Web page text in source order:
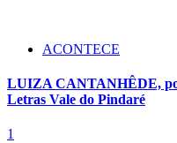
ACONTECE
LUIZA CANTANHÊDE,
Letras Vale do Pindaré
1